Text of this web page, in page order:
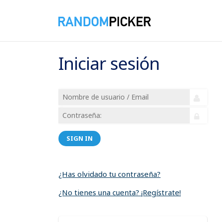
Iniciar sesión
SIGN IN
¿Has olvidado tu contraseña?
¿No tienes una cuenta? ¡Regístrate!